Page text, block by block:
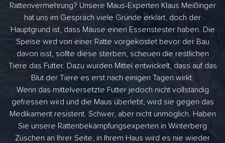
Rattenvermehrung? Unsere Maus-Experten Klaus Meißinger
hat uns im Gespräch viele Gründe erklärt, doch der
Hauptgrund ist, dass Mäuse einen Essenstester haben. Die
Speise wird von einer Ratte vorgekostet bevor der Bau
davon isst, sollte diese sterben, scheuen die restlichen
Tiere das Futter. Dazu wurden Mittel entwickelt, dass auf das
Blut der Tiere es erst nach einigen Tagen wirkt.
Wenn das mittelversetzte Futter jedoch nicht vollständig
gefressen wird und die Maus überlebt, wird sie gegen das
Medikament resistent. Schwer, aber nicht unmöglich. Haben
Sie unsere Rattenbekämpfungsexperten in Winterberg
Züschen an Ihrer Seite, in Ihrem Haus wird es nie wieder